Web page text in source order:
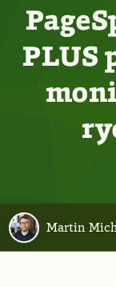
PLUS
Martin